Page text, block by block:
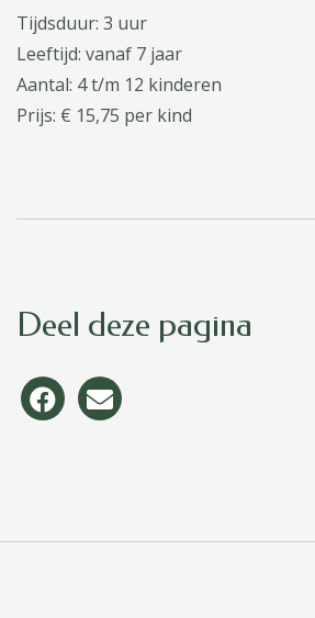
Tijdsduur: 3 uur
Leeftijd: vanaf 7 jaar
Aantal: 4 t/m 12 kinderen
Prijs: € 15,75 per kind
Deel deze pagina